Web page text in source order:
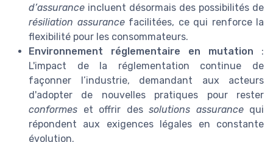
d’assurance incluent désormais des possibilités de
résiliation assurancefacilitées, ce qui renforce la
flexibilité pour les consommateurs.
Environnement réglementaire en mutation :
L'impact de la réglementation continue de
façonner l’industrie, demandant aux acteurs
d'adopter de nouvelles pratiques pour rester
conformes et offrir des solutions assurancequi
répondent aux exigences légales en constante
évolution.